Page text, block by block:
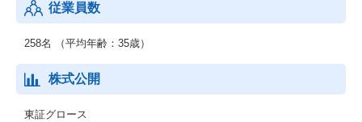
従業員数
258名 （平均年齢：35歳）
株式公開
東証グロース